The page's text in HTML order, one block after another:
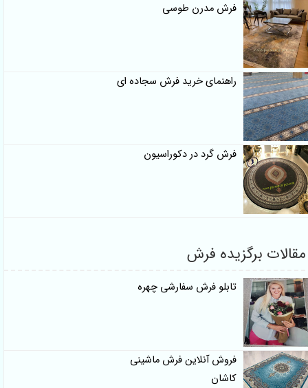
فرش مدرن طوسی
راهنمای خرید فرش سجاده ای
فرش گرد در دکوراسیون
برگزیده فرش
تابلو فرش سفارشی چهره
فروش آنلاین فرش ماشینی
کاشان